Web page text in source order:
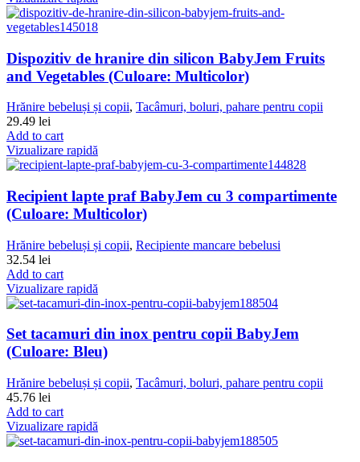
Dispozitiv de hranire din silicon BabyJem Fruits
and Vegetables (Culoare: Multicolor)
Hrănire bebeluși și copii, Tacâmuri, boluri, pahare pentru copii
29.49 lei
Add to cart
Vizualizare rapidă
Recipient lapte praf BabyJem cu 3 compartimente
(Culoare: Multicolor)
Hrănire bebeluși și copii, Recipiente mancare bebelusi
32.54 lei
Add to cart
Vizualizare rapidă
Set tacamuri din inox pentru copii BabyJem
(Culoare: Bleu)
Hrănire bebeluși și copii, Tacâmuri, boluri, pahare pentru copii
45.76 lei
Add to cart
Vizualizare rapidă